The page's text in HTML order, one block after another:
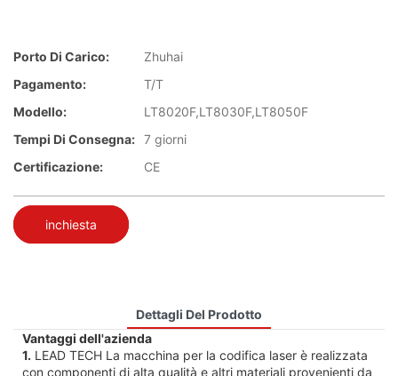
Porto Di Carico:
Zhuhai
Pagamento:
T/T
Modello:
LT8020F,LT8030F,LT8050F
Tempi Di Consegna: 7 giorni
Certificazione:
CE
inchiesta
Dettagli Del Prodotto
Vantaggi dell'azienda
1. LEAD TECH La macchina per la codifica laser è realizzata
con componenti di alta qualità e altri materiali provenienti da